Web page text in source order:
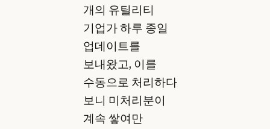
개의 유틸리티
기업가 하루 종일
업데이트를
보내왔고, 이를
수동으로 처리하다
보니 미처리분이
계속 쌓여만